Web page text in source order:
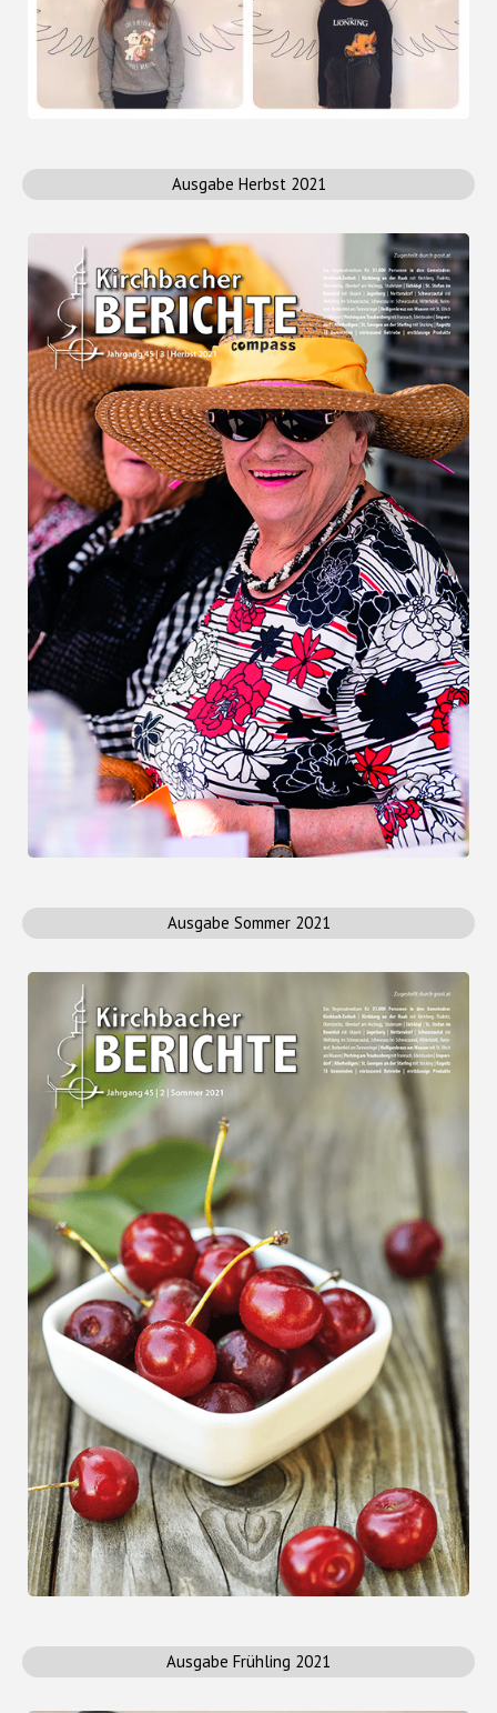
Ausgabe Herbst 2021
Ausgabe Sommer 2021
Ausgabe Frühling 2021